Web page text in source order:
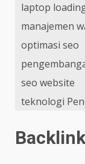
laptop
manajemen
optimasi seo
seo website
teknologi